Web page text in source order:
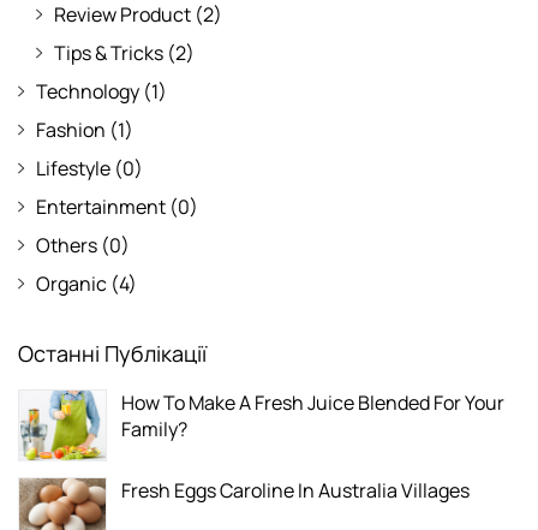
Review Product (2)
Tips & Tricks (2)
Technology (1)
Fashion (1)
Lifestyle (0)
Entertainment (0)
Others (0)
Organic (4)
Останні Публікації
How To Make A Fresh Juice Blended For Your
Family?
Fresh Eggs Caroline In Australia Villages